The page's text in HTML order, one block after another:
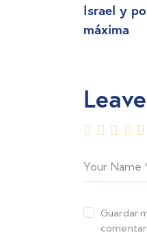
Israel y
máxima
Guardar